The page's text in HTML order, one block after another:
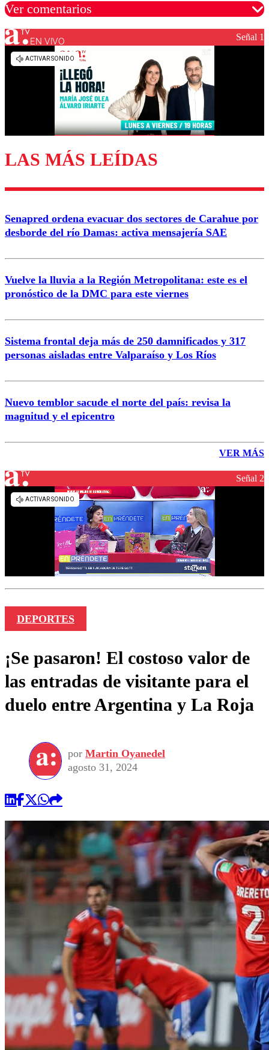
Ver comentarios
Los comentarios son moderados para garantizar un
diálogo respetuoso.
Enviar comentario
EN VIVO Señal 1
LAS MÁS LEÍDAS
Senapred ordena evacuar dos sectores de Carahue por
desborde del río Damas: activa mensajería SAE
Vuelve la lluvia a la Región Metropolitana: este es el
pronóstico de la DMC para este viernes
Sistema frontal deja más de 250 damnificados y 317
personas aisladas entre Valparaíso y Los Ríos
Nuevo temblor sacude el norte del país: revisa la
magnitud y el epicentro
VER MÁS
Señal 2
DEPORTES
¡Se pasaron! El costoso valor de
las entradas de visitante para el
duelo entre Argentina y La Roja
por Martin Oyanedel
agosto 31, 2024